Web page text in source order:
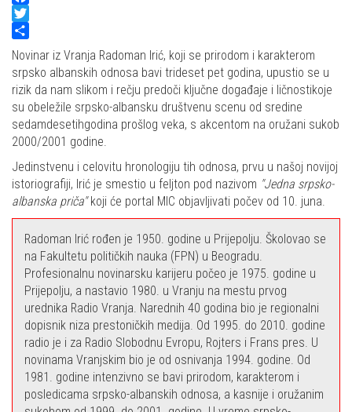
Facebook
Twitter
Share
Novinar iz Vranja Radoman Irić, koji se prirodom i karakterom
srpsko albanskih odnosa bavi trideset pet godina, upustio se u
rizik da nam slikom i rečju predoči ključne događaje i ličnostikoje
su obeležile srpsko-albansku društvenu scenu od sredine
sedamdesetihgodina prošlog veka, s akcentom na oružani sukob
2000/2001 godine.
Jedinstvenu i celovitu hronologiju tih odnosa, prvu u našoj novijoj
istoriografiji, Irić je smestio u feljton pod nazivom "Jedna srpsko-
albanska priča"koji će portal MIC objavljivati počev od 10. juna.
Radoman Irić rođen je 1950. godine u Prijepolju. Školovao se
na Fakultetu političkih nauka (FPN) u Beogradu.
Profesionalnu novinarsku karijeru počeo je 1975. godine u
Prijepolju, a nastavio 1980. u Vranju na mestu prvog
urednika Radio Vranja. Narednih 40 godina bio je regionalni
dopisnik niza prestoničkih medija. Od 1995. do 2010. godine
radio je i za Radio Slobodnu Evropu, Rojters i Frans pres. U
novinama Vranjskim bio je od osnivanja 1994. godine. Od
1981. godine intenzivno se bavi prirodom, karakterom i
posledicama srpsko-albanskih odnosa, a kasnije i oružanim